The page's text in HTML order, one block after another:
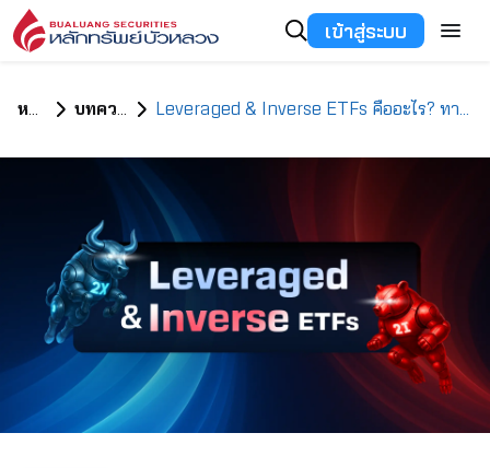
เข้าสู่ระบบ
หน้าแรก บทความทั้งหมด Leveraged & Inverse ETFs คืออะไร? ทางเลือกเพิ่มพลังสายเทรด ไม่ว่าตลาดหุ้นจะขึ้นหรือลง